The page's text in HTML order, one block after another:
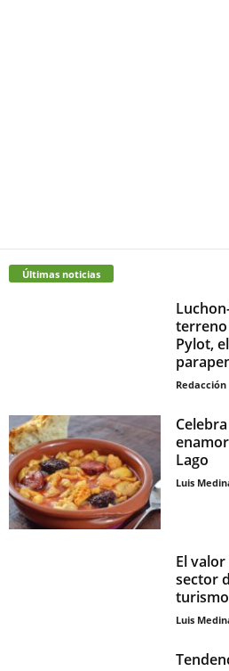
Últimas noticias
Pylot,
Redacción
Lago
Luis
El
sector
turismo
Luis